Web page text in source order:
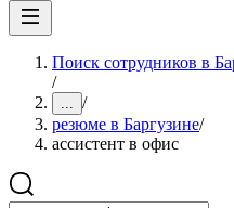
Поиск сотрудников в
/
... /
резюме в Баргузине/
ассистент в офис